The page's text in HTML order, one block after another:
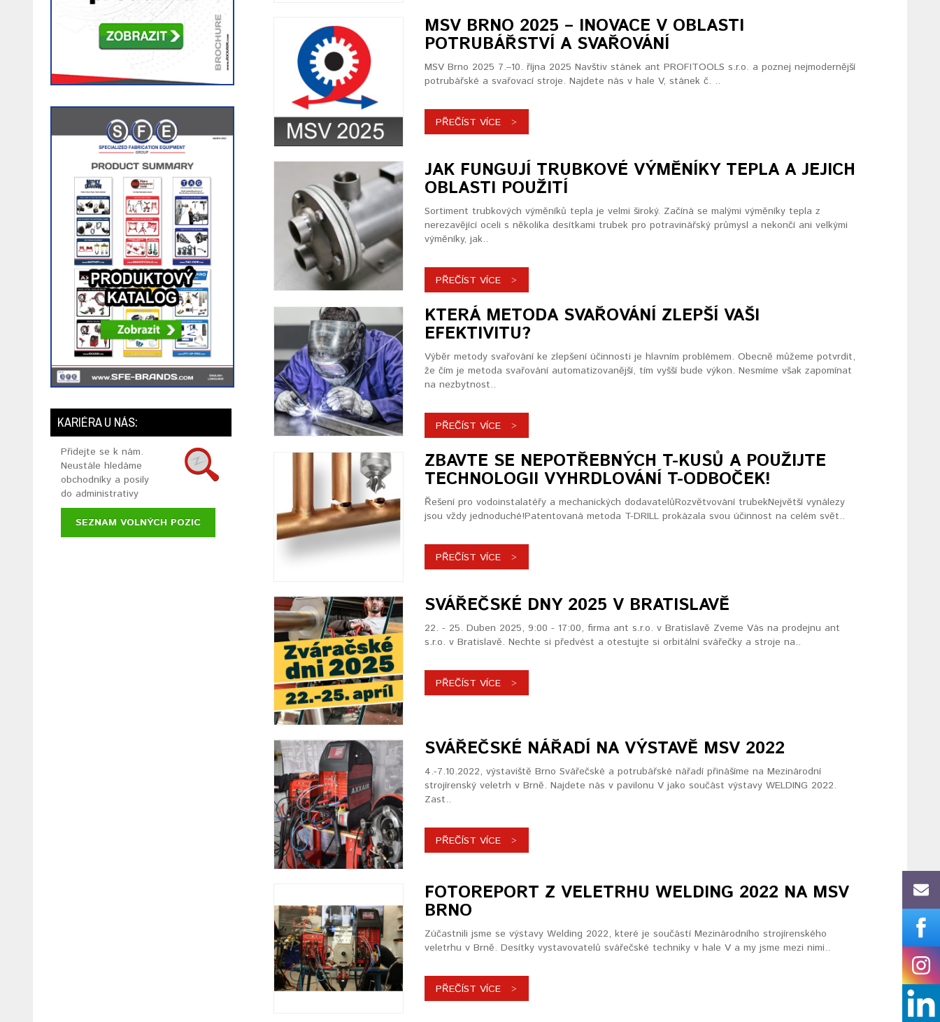
KARIÉRA U NÁS:
Přidejte se k nám.
Neustále hledáme
obchodníky a posily
do administrativy
SEZNAM VOLNÝCH POZIC
MSV BRNO 2025 – INOVACE V OBLASTI
POTRUBÁŘSTVÍ A SVAŘOVÁNÍ
MSV Brno 2025 7.–10. října 2025 Navštiv stánek ant PROFITOOLS s.r.o. a poznej nejmodernější
potrubářské a svařovací stroje. Najdete nás v hale V, stánek č. ..
PŘEČÍST VÍCE
JAK FUNGUJÍ TRUBKOVÉ VÝMĚNÍKY TEPLA A JEJICH
OBLASTI POUŽITÍ
Sortiment trubkových výměníků tepla je velmi široký. Začíná se malými výměníky tepla z
nerezavějící oceli s několika desítkami trubek pro potravinářský průmysl a nekončí ani velkými
výměníky, jak..
PŘEČÍST VÍCE
KTERÁ METODA SVAŘOVÁNÍ ZLEPŠÍ VAŠI
EFEKTIVITU?
Výběr metody svařování ke zlepšení účinnosti je hlavním problémem. Obecně můžeme potvrdit,
že čím je metoda svařování automatizovanější, tím vyšší bude výkon. Nesmíme však zapomínat
na nezbytnost..
PŘEČÍST VÍCE
ZBAVTE SE NEPOTŘEBNÝCH T-KUSŮ A POUŽIJTE
TECHNOLOGII VYHRDLOVÁNÍ T-ODBOČEK!
Řešení pro vodoinstalatéřy a mechanických dodavatelůRozvětvování trubekNejvětší vynálezy
jsou vždy jednoduché!Patentovaná metoda T-DRILL prokázala svou účinnost na celém svět..
PŘEČÍST VÍCE
SVÁŘEČSKÉ DNY 2025 V BRATISLAVĚ
22. - 25. Duben 2025, 9:00 - 17:00, firma ant s.r.o. v Bratislavě Zveme Vás na prodejnu ant
s.r.o. v Bratislavě. Nechte si předvést a otestujte si orbitální svářečky a stroje na..
PŘEČÍST VÍCE
SVÁŘEČSKÉ NÁŘADÍ NA VÝSTAVĚ MSV 2022
4.-7.10.2022, výstaviště Brno Svářečské a potrubářské nářadí přinášíme na Mezinárodní
strojírenský veletrh v Brně. Najdete nás v pavilonu V jako součást výstavy WELDING 2022.
Zast..
PŘEČÍST VÍCE
FOTOREPORT Z VELETRHU WELDING 2022 NA MSV
BRNO
Zúčastnili jsme se výstavy Welding 2022, které je součástí Mezinárodního strojírenského
veletrhu v Brně. Desítky vystavovatelů svářečské techniky v hale V a my jsme mezi nimi..
PŘEČÍST VÍCE